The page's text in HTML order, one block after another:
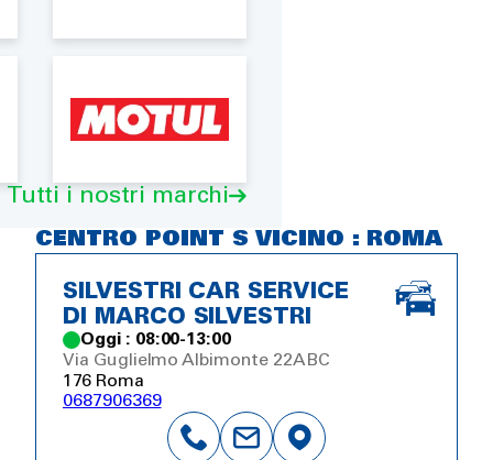
Tutti i nostri marchi
CENTRO POINT S VICINO : ROMA
SILVESTRI CAR SERVICE
DI MARCO SILVESTRI
Oggi : 08:00-13:00
Via Guglielmo Albimonte 22ABC
176 Roma
0687906369